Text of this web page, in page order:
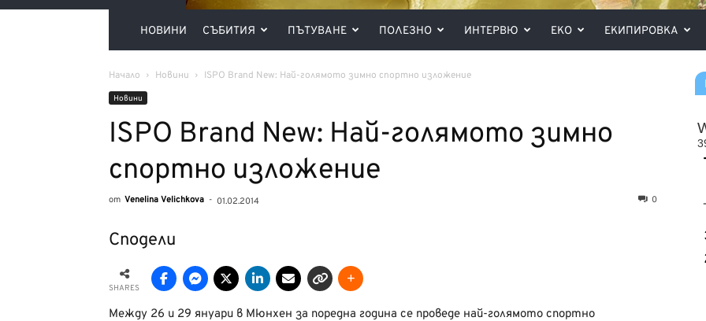
НОВИНИ СЪБИТИЯ ПЪТУВАНЕ ПОЛЕЗНО ИНТЕРВЮ ЕКО ЕКИПИРОВКА
Начало Новини ISPO Brand New: Най-голямото зимно спортно изложение
Новини
ISPO Brand New: Най-голямото зимно
спортно изложение
от Venelina Velichkova - 01.02.2014 0
Сподели
SHARES
Между 26 и 29 януари в Мюнхен за поредна година се проведе най-голямото спортно